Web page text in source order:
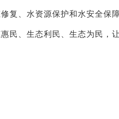
复、水资源保护和水安全保
民、生态利民、生态为民，